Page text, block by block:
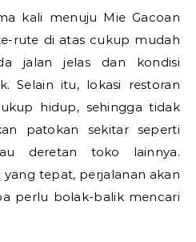
kali menuju Mie Gacoan
rute di atas cukup mudah
jalan jelas dan kondisi
Selain itu, lokasi restoran
hidup, sehingga tidak
patokan sekitar seperti
deretan toko lainnya.
tepat, perjalanan akan
perlu bolak-balik mencari